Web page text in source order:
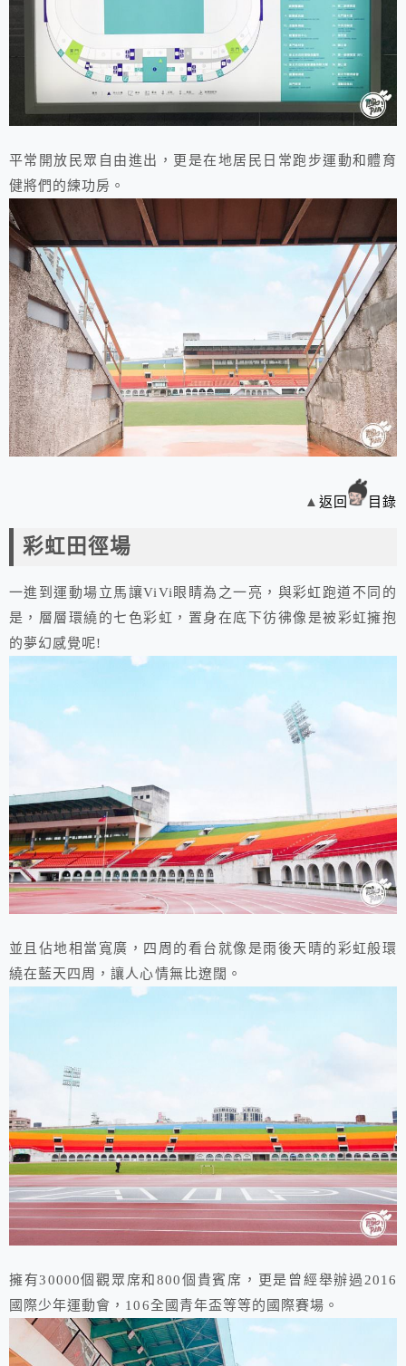
平常開放民眾自由進出，更是在地居民日常跑步運動和體育
健將們的練功房。
▲ 返回 目錄
彩虹田徑場
一進到運動場立馬讓ViVi眼睛為之一亮，與彩虹跑道不同的
是，層層環繞的七色彩虹，置身在底下彷彿像是被彩虹擁抱
的夢幻感覺呢!
並且佔地相當寬廣，四周的看台就像是雨後天晴的彩虹般環
繞在藍天四周，讓人心情無比遼闊。
擁有30000個觀眾席和800個貴賓席，更是曾經舉辦過2016
國際少年運動會，106全國青年盃等等的國際賽場。